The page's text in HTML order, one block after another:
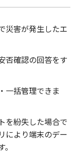
災害が発生したエ
否確認の回答をす
一括管理できま
を紛失した場合で
により端末のデー